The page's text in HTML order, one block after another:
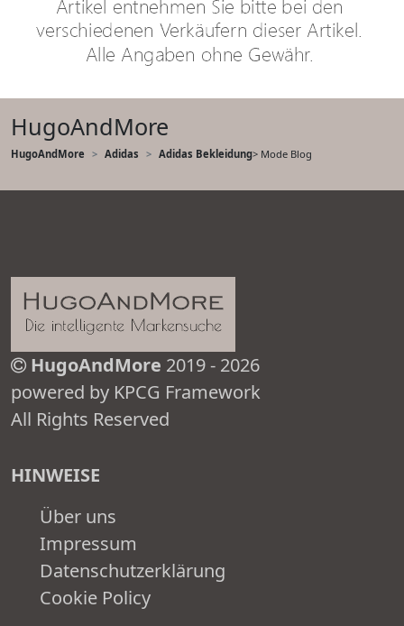
HugoAndMore
HugoAndMore Adidas Adidas Bekleidung> Mode Blog
HugoAndMore 2019 - 2026
powered by KPCG Framework
All Rights Reserved
HINWEISE
Über uns
Impressum
Datenschutzerklärung
Cookie Policy